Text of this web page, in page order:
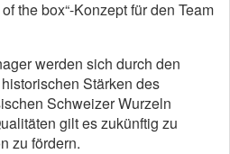
the box“-Konzept für den Team
werden sich durch den
Stärken des
Schweizer Wurzeln
gilt es zukünftig zu
zu fördern.